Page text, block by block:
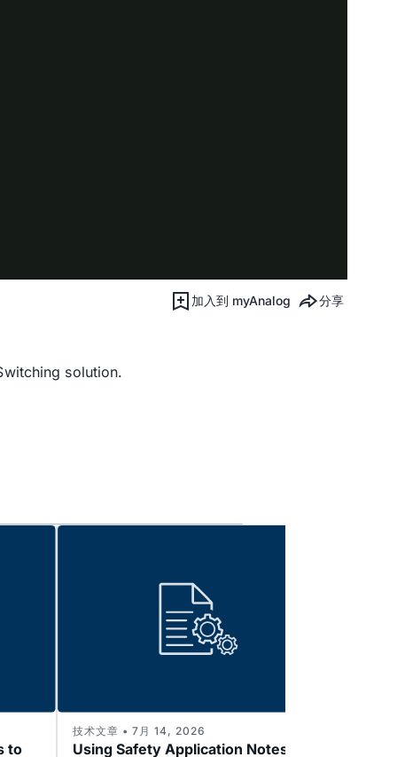
加入到 myAnalog 分享
solution.
to Using Safety Application Notes to
技术文章 • 7月 14, 2026